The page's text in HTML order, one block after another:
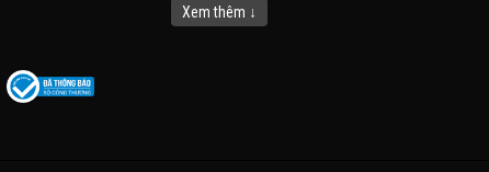
POS BÁN HÀNG
Xem thêm ↓